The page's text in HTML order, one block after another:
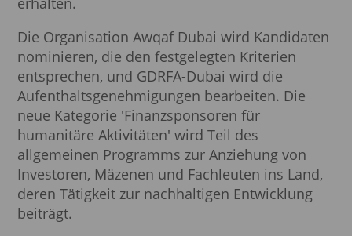
Die Organisation Awqaf Dubai wird Kandidaten
nominieren, die den festgelegten Kriterien
entsprechen, und GDRFA-Dubai wird die
Aufenthaltsgenehmigungen bearbeiten. Die
neue Kategorie 'Finanzsponsoren für
humanitäre Aktivitäten' wird Teil des
allgemeinen Programms zur Anziehung von
Investoren, Mäzenen und Fachleuten ins Land,
deren Tätigkeit zur nachhaltigen Entwicklung
beiträgt.